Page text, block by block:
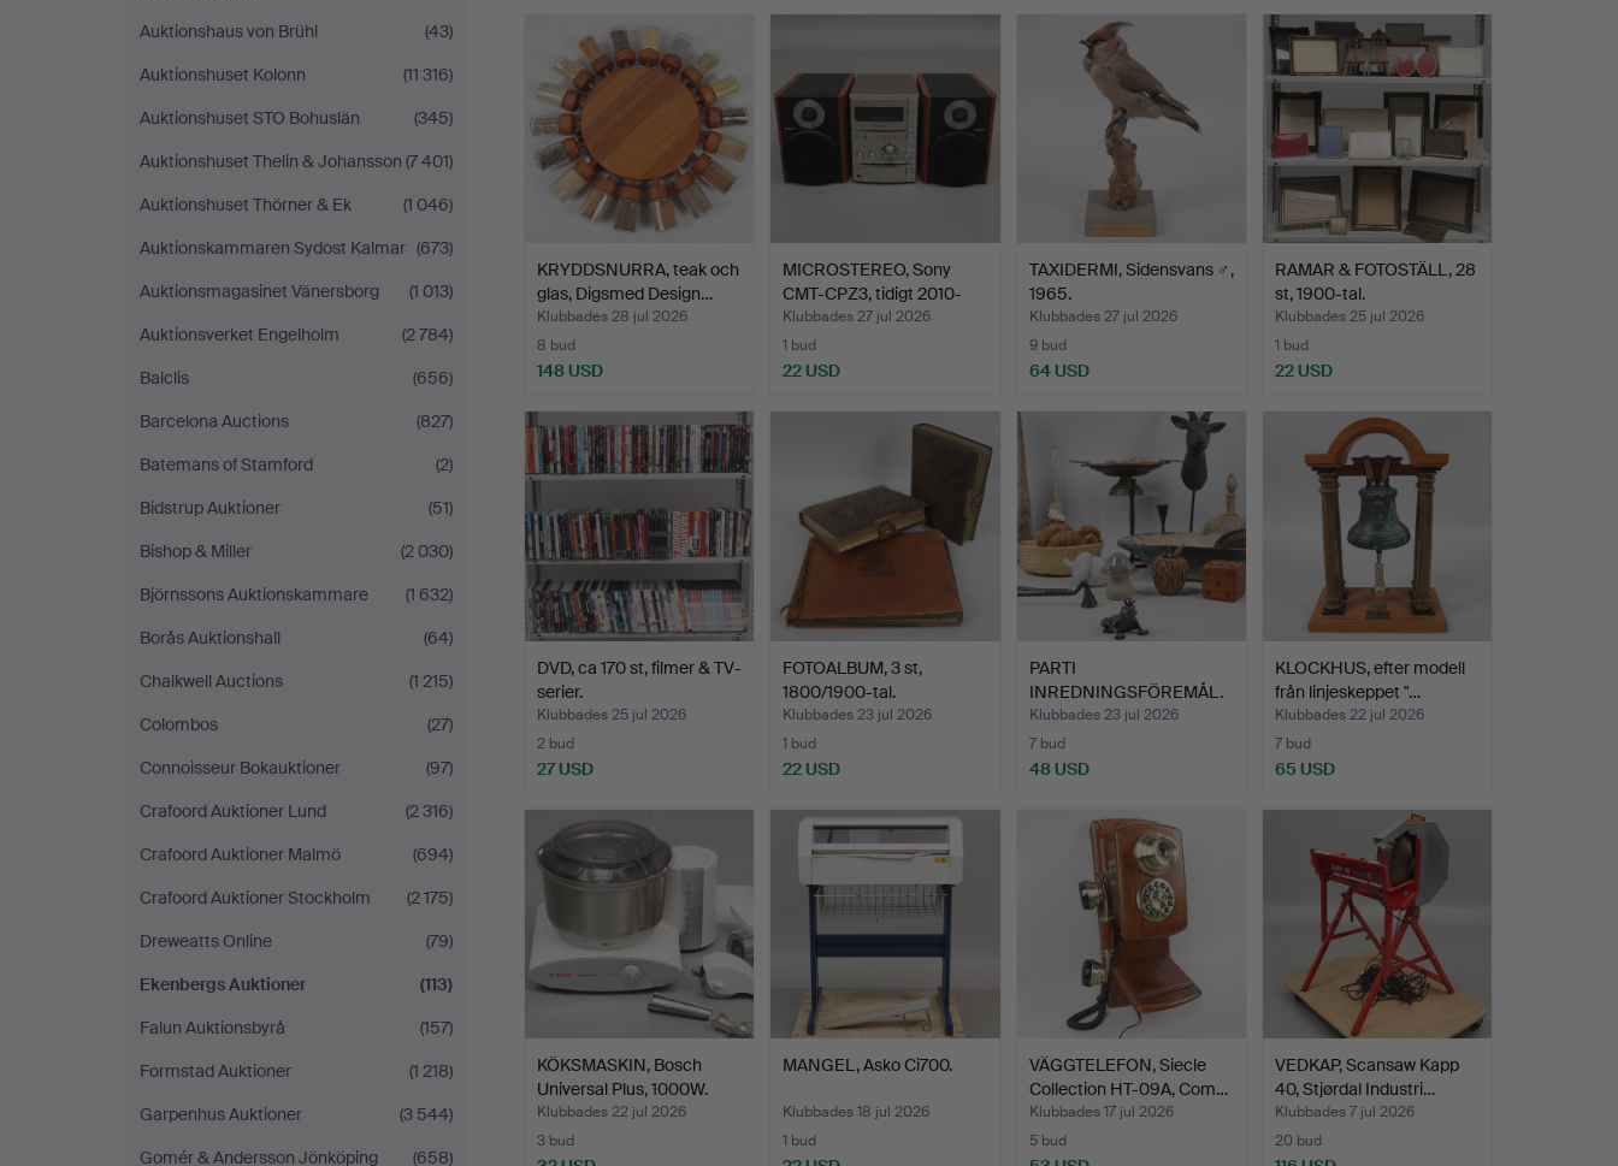
Auktionshaus von Brühl
(43)
Auktionshuset Kolonn
(11 316)
Auktionshuset STO Bohuslän
(345)
Auktionshuset Thelin & Johansson (7 401)
Auktionshuset Thörner & Ek
(1 046)
Auktionskammaren Sydost Kalmar (673)
Auktionsmagasinet Vänersborg
(1 013)
Auktionsverket Engelholm
(2 784)
Balclis
(656)
Barcelona Auctions
(827)
Batemans of Stamford
(2)
Bidstrup Auktioner
(51)
Bishop & Miller
(2 030)
Björnssons Auktionskammare
(1 632)
Borås Auktionshall
(64)
Chalkwell Auctions
(1 215)
Colombos
(27)
Connoisseur Bokauktioner
(97)
Crafoord Auktioner Lund
(2 316)
Crafoord Auktioner Malmö
(694)
Crafoord Auktioner Stockholm
(2 175)
Dreweatts Online
(79)
Ekenbergs Auktioner
(113)
Falun Auktionsbyrå
(157)
Formstad Auktioner
(1 218)
Garpenhus Auktioner
(3 544)
Gomér & Andersson Jönköping
(658)
KRYDDSNURRA, teak och
glas, Digsmed Design…
Klubbades 28 jul 2026
8 bud
148 USD
MICROSTEREO, Sony
CMT-CPZ3, tidigt 2010-
ta…
Klubbades 27 jul 2026
1 bud
22 USD
TAXIDERMI, Sidensvans ♂,
1965.
Klubbades 27 jul 2026
9 bud
64 USD
RAMAR & FOTOSTÄLL, 28
st, 1900-tal.
Klubbades 25 jul 2026
1 bud
22 USD
DVD, ca 170 st, filmer & TV-
serier.
Klubbades 25 jul 2026
2 bud
27 USD
FOTOALBUM, 3 st,
1800/1900-tal.
Klubbades 23 jul 2026
1 bud
22 USD
PARTI
INREDNINGSFÖREMÅL.
Klubbades 23 jul 2026
7 bud
48 USD
KLOCKHUS, efter modell
från linjeskeppet "…
Klubbades 22 jul 2026
7 bud
65 USD
KÖKSMASKIN, Bosch
Universal Plus, 1000W.
Klubbades 22 jul 2026
3 bud
MANGEL, Asko Ci700.
Klubbades 18 jul 2026
1 bud
VÄGGTELEFON, Siecle
Collection HT-09A, Com…
Klubbades 17 jul 2026
5 bud
VEDKAP, Scansaw Kapp
40, Stjørdal Industri…
Klubbades 7 jul 2026
20 bud